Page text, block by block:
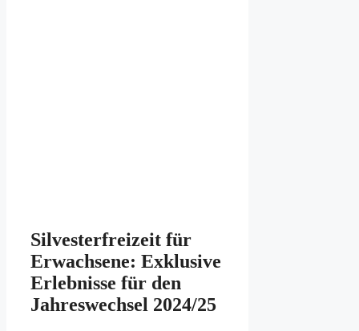
Silvesterfreizeit für
Erwachsene: Exklusive
Erlebnisse für den
Jahreswechsel 2024/25